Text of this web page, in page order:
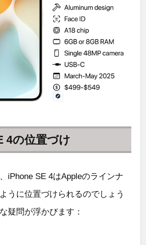
4の位置づけ
iPhone SE 4はAppleのラインナ
うに位置づけられるのでしょう
疑問が浮かびます：